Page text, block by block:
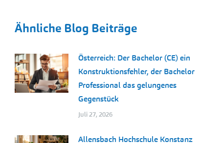
Ähnliche Blog Beiträge
Österreich: Der Bachelor (CE) ein
Konstruktionsfehler, der Bachelor
Professional das gelungenes
Gegenstück
Juli 27, 2026
Allensbach Hochschule Konstanz